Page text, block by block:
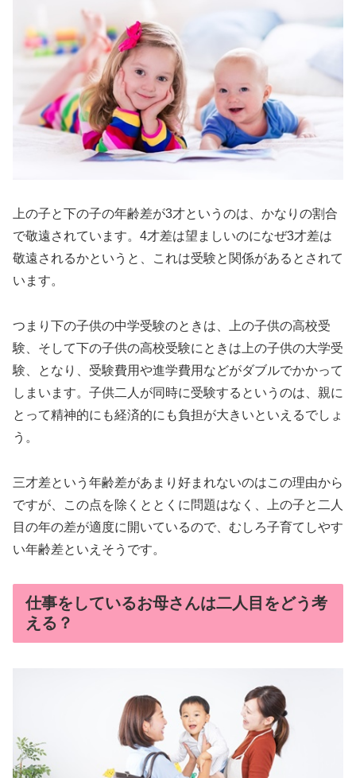
上の子と下の子の年齢差が3才というのは、かなりの割合
で敬遠されています。4才差は望ましいのになぜ3才差は
敬遠されるかというと、これは受験と関係があるとされて
います。
つまり下の子供の中学受験のときは、上の子供の高校受
験、そして下の子供の高校受験にときは上の子供の大学受
験、となり、受験費用や進学費用などがダブルでかかって
しまいます。子供二人が同時に受験するというのは、親に
とって精神的にも経済的にも負担が大きいといえるでしょ
う。
三才差という年齢差があまり好まれないのはこの理由から
ですが、この点を除くととくに問題はなく、上の子と二人
目の年の差が適度に開いているので、むしろ子育てしやす
い年齢差といえそうです。
仕事をしているお母さんは二人目をどう考
える？